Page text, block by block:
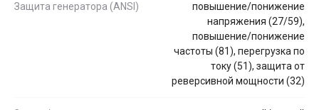
Защита генератора (ANSI)
повышение/понижение
напряжения (27/59),
повышение/понижение
частоты (81), перегрузка по
току (51), защита от
реверсивной мощности (32)